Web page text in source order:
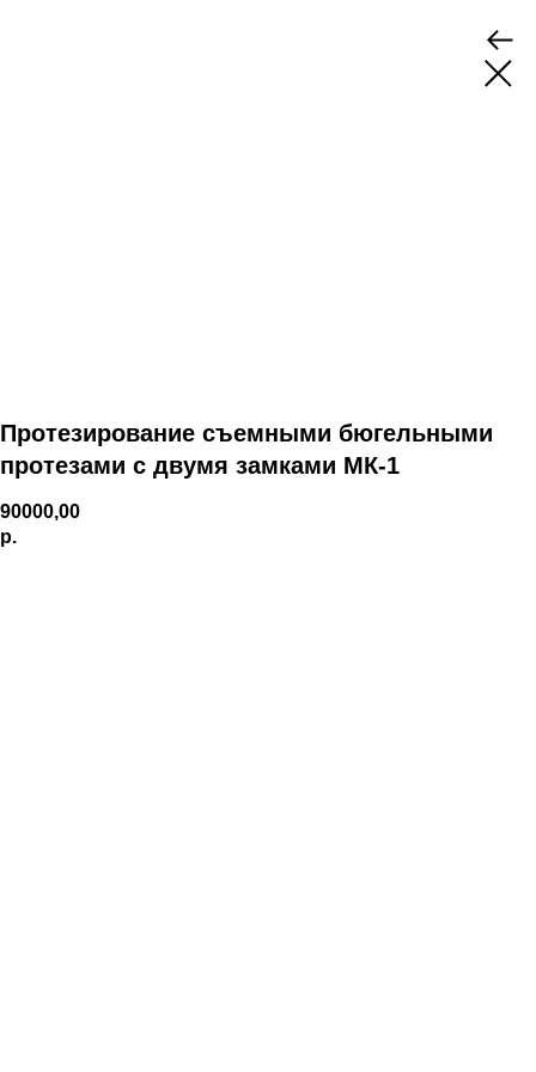
Протезирование съемными бюгельными
протезами с двумя замками МК-1
90000,00
р.